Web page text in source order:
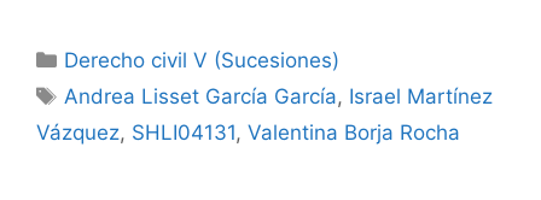
Categorías
Derecho civil V (Sucesiones)
Etiquetas
Andrea Lisset García García, Israel Martínez
Vázquez, SHLI04131, Valentina Borja Rocha